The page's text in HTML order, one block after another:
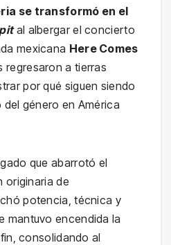
se transformó en el
al albergar el concierto
mexicana Here Comes
regresaron a tierras
por qué siguen siendo
género en América
que abarrotó el
originaria de
potencia, técnica y
mantuvo encendida la
consolidando al